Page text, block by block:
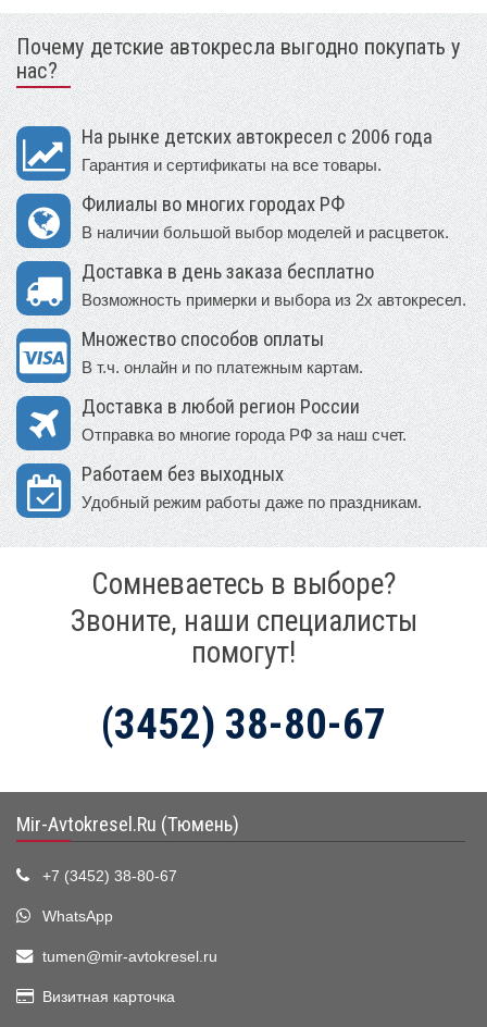
Почему детские автокресла выгодно покупать у
нас?
На рынке детских автокресел с 2006 года
Гарантия и сертификаты на все товары.
Филиалы во многих городах РФ
В наличии большой выбор моделей и расцветок.
Доставка в день заказа бесплатно
Возможность примерки и выбора из 2х автокресел.
Множество способов оплаты
В т.ч. онлайн и по платежным картам.
Доставка в любой регион России
Отправка во многие города РФ за наш счет.
Работаем без выходных
Удобный режим работы даже по праздникам.
Сомневаетесь в выборе?
Звоните, наши специалисты
помогут!
(3452) 38-80-67
Mir-Avtokresel.Ru (Тюмень)
+7 (3452) 38-80-67
WhatsApp
tumen@mir-avtokresel.ru
Визитная карточка